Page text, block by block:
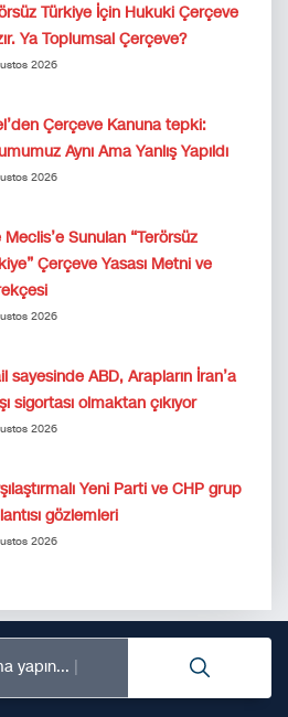
Türkiye İçin Hukuki Çerçeve
Ya Toplumsal Çerçeve?
2026
Çerçeve Kanuna tepki:
Aynı Ama Yanlış Yapıldı
2026
Meclis’e Sunulan “Terörsüz
Çerçeve Yasası Metni ve
2026
sayesinde ABD, Arapların İran’a
sigortası olmaktan çıkıyor
2026
Yeni Parti ve CHP grup
gözlemleri
2026
yapın...